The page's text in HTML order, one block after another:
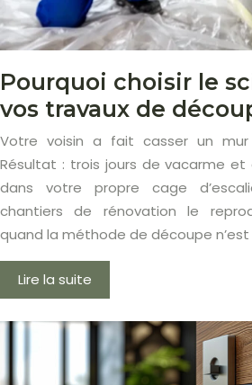
Pourquoi choisir le
vos travaux de
Votre voisin a fait casser un mur
Résultat : trois jours de vacarme et
dans votre propre cage
chantiers de rénovation le
quand la méthode de découpe n’est
Lire la suite